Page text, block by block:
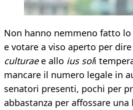
Non hanno nemmeno fatto
e votare a viso aperto per
culturaee allo ius soli
mancare il numero legale in
senatori presenti, pochi per
abbastanza per affossare una